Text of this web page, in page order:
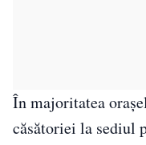
În majoritatea
căsătoriei la sediul